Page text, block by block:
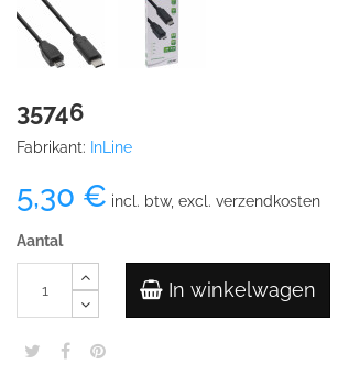
35746
Fabrikant: InLine
5,30 € incl. btw, excl. verzendkosten
Aantal
In winkelwagen